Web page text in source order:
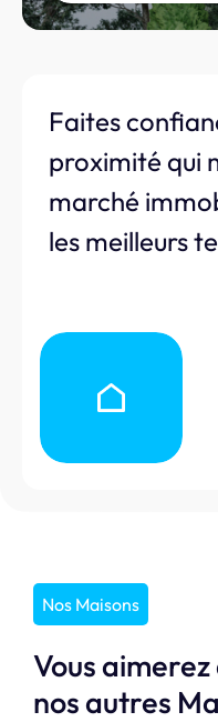
Faites
proximité qui
marché
les meilleurs
Nos Maisons
Vous aimerez
nos autres